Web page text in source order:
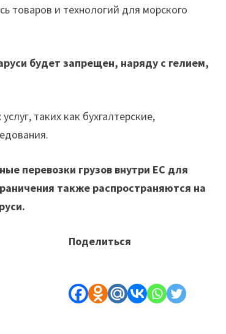
товаров и технологий для морского
будет запрещен, наряду с гелием,
таких как бухгалтерские,
перевозки грузов внутри ЕС для
также распространяются на
Поделиться